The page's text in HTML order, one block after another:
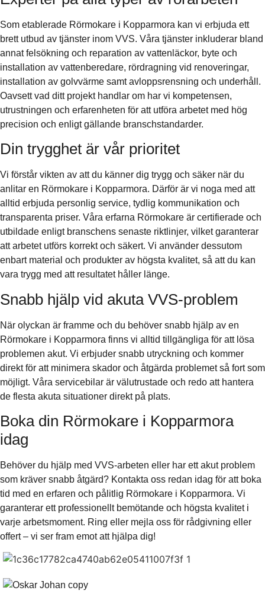
Som etablerade Rörmokare i Kopparmora kan vi erbjuda ett
brett utbud av tjänster inom VVS. Våra tjänster inkluderar bland
annat felsökning och reparation av vattenläckor, byte och
installation av vattenberedare, rördragning vid renoveringar,
installation av golvvärme samt avloppsrensning och underhåll.
Oavsett vad ditt projekt handlar om har vi kompetensen,
utrustningen och erfarenheten för att utföra arbetet med hög
precision och enligt gällande branschstandarder.
Din trygghet är vår prioritet
Vi förstår vikten av att du känner dig trygg och säker när du
anlitar en Rörmokare i Kopparmora. Därför är vi noga med att
alltid erbjuda personlig service, tydlig kommunikation och
transparenta priser. Våra erfarna Rörmokare är certifierade och
utbildade enligt branschens senaste riktlinjer, vilket garanterar
att arbetet utförs korrekt och säkert. Vi använder dessutom
enbart material och produkter av högsta kvalitet, så att du kan
vara trygg med att resultatet håller länge.
Snabb hjälp vid akuta VVS-problem
När olyckan är framme och du behöver snabb hjälp av en
Rörmokare i Kopparmora finns vi alltid tillgängliga för att lösa
problemen akut. Vi erbjuder snabb utryckning och kommer
direkt för att minimera skador och åtgärda problemet så fort som
möjligt. Våra servicebilar är välutrustade och redo att hantera
de flesta akuta situationer direkt på plats.
Boka din Rörmokare i Kopparmora
idag
Behöver du hjälp med VVS-arbeten eller har ett akut problem
som kräver snabb åtgärd? Kontakta oss redan idag för att boka
tid med en erfaren och pålitlig Rörmokare i Kopparmora. Vi
garanterar ett professionellt bemötande och högsta kvalitet i
varje arbetsmoment. Ring eller mejla oss för rådgivning eller
offert – vi ser fram emot att hjälpa dig!